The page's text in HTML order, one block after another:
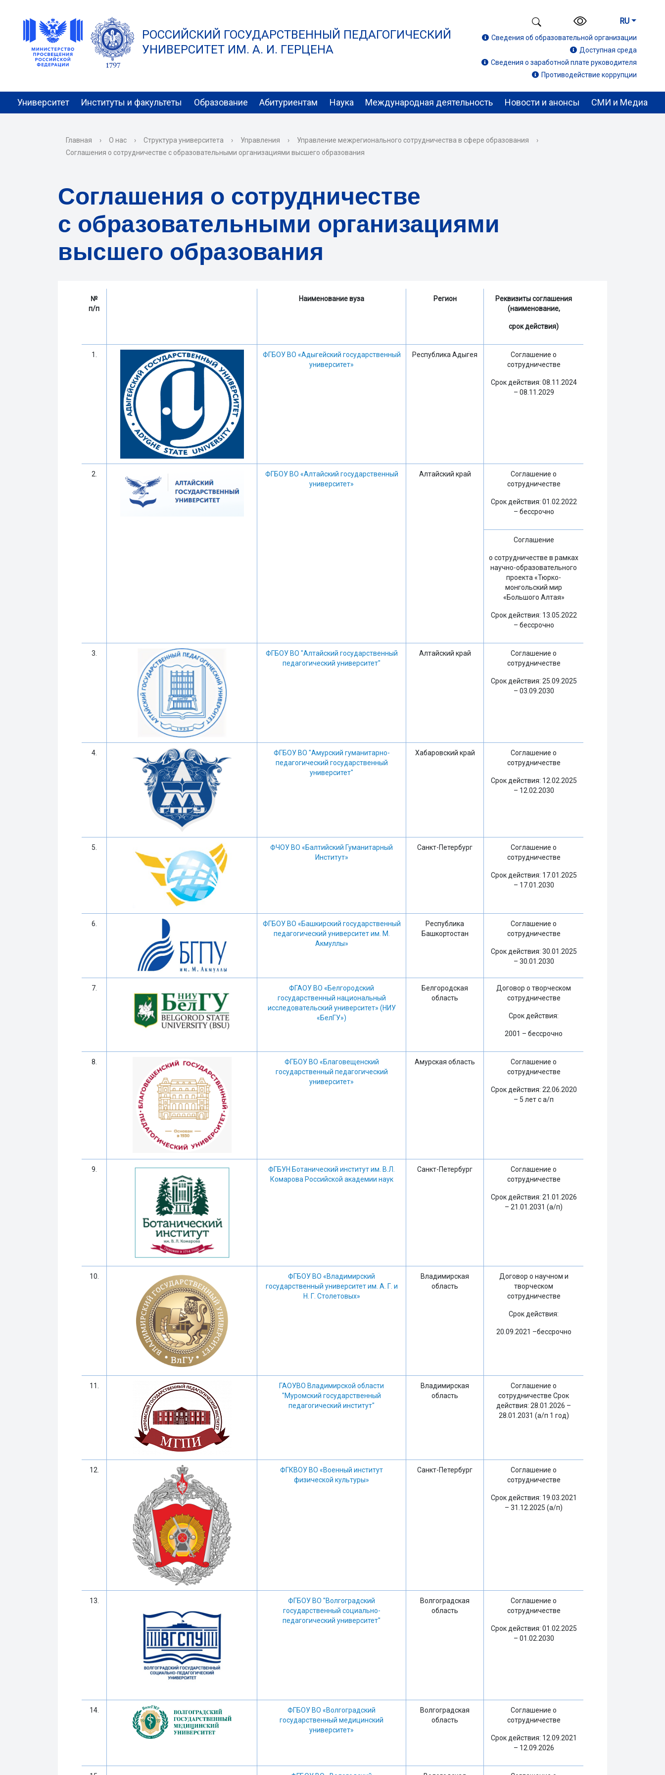
РОССИЙСКИЙ ГОСУДАРСТВЕННЫЙ ПЕДАГОГИЧЕСКИЙ
УНИВЕРСИТЕТ ИМ. А. И. ГЕРЦЕНА
RU
Сведения об образовательной организации
Доступная среда
Сведения о заработной плате руководителя
Противодействие коррупции
Университет Институты и факультеты Образование Абитуриентам Наука Международная деятельность Новости и анонсы СМИ и Медиа
Главная › О нас › Структура университета › Управления › Управление межрегионального сотрудничества в сфере образования
›
Соглашения о сотрудничестве с образовательными организациями высшего образования
Соглашения о сотрудничестве
с образовательными организациями
высшего образования
№
п/п
Наименование вуза Регион
Реквизиты соглашения
(наименование,
срок действия)
1.
ФГБОУ ВО «Адыгейский государственный
университет»
Республика Адыгея
Соглашение о
сотрудничестве
Срок действия: 08.11.2024
– 08.11.2029
2.
ФГБОУ ВО «Алтайский государственный
университет»
Алтайский край
Соглашение о
сотрудничестве
Срок действия: 01.02.2022
– бессрочно
Соглашение
о сотрудничестве в рамках
научно-образовательного
проекта «Тюрко-
монгольский мир
«Большого Алтая»
Срок действия: 13.05.2022
– бессрочно
3.
ФГБОУ ВО "Алтайский государственный
педагогический университет"
Алтайский край
Соглашение о
сотрудничестве
Срок действия: 25.09.2025
– 03.09.2030
4.
ФГБОУ ВО "Амурский гуманитарно-
педагогический государственный
университет"
Хабаровский край
Соглашение о
сотрудничестве
Срок действия: 12.02.2025
– 12.02.2030
5.
ФЧОУ ВО «Балтийский Гуманитарный
Институт»
Санкт-Петербург
Соглашение о
сотрудничестве
Срок действия: 17.01.2025
– 17.01.2030
6.
ФГБОУ ВО «Башкирский государственный
педагогический университет им. М.
Акмуллы»
Республика
Башкортостан
Соглашение о
сотрудничестве
Срок действия: 30.01.2025
– 30.01.2030
7.
ФГАОУ ВО «Белгородский
государственный национальный
исследовательский университет» (НИУ
«БелГУ»)
Белгородская
область
Договор о творческом
сотрудничестве
Срок действия:
2001 – бессрочно
8.
ФГБОУ ВО «Благовещенский
государственный педагогический
университет»
Амурская область
Соглашение о
сотрудничестве
Срок действия: 22.06.2020
– 5 лет с а/п
9.
ФГБУН Ботанический институт им. В.Л.
Комарова Российской академии наук
Санкт-Петербург
Соглашение о
сотрудничестве
Срок действия: 21.01.2026
– 21.01.2031 (а/п)
10.
ФГБОУ ВО «Владимирский
государственный университет им. А. Г. и
Н. Г. Столетовых»
Владимирская
область
Договор о научном и
творческом
сотрудничестве
Срок действия:
20.09.2021 –бессрочно
11.
ГАОУВО Владимирской области
"Муромский государственный
педагогический институт"
Владимирская
область
Соглашение о
сотрудничестве Срок
действия: 28.01.2026 –
28.01.2031 (а/п 1 год)
12.
ФГКВОУ ВО «Военный институт
физической культуры»
Санкт-Петербург
Соглашение о
сотрудничестве
Срок действия: 19.03.2021
– 31.12.2025 (а/п)
13.
ФГБОУ ВО "Волгоградский
государственный социально-
педагогический университет"
Волгоградская
область
Соглашение о
сотрудничестве
Срок действия: 01.02.2025
– 01.02.2030
14.
ФГБОУ ВО «Волгоградский
государственный медицинский
университет»
Волгоградская
область
Соглашение о
сотрудничестве
Срок действия: 12.09.2021
– 12.09.2026